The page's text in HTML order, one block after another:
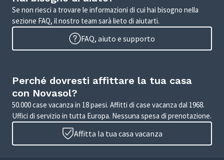
Se non riesci a trovare le informazioni di cui hai bisogno nella
sezione FAQ, il nostro team sarà lieto di aiutarti.
FAQ, aiuto e supporto
Perché dovresti affittare la tua casa
con Novasol?
50.000 case vacanza in 18 paesi. Affitti di case vacanza dal 1968.
Uffici di servizio in tutta Europa. Nessuna spesa di prenotazione.
Affitta la tua casa vacanza